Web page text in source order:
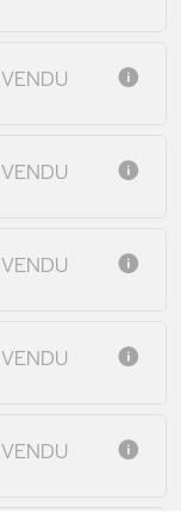
VENDU
VENDU
VENDU
VENDU
VENDU